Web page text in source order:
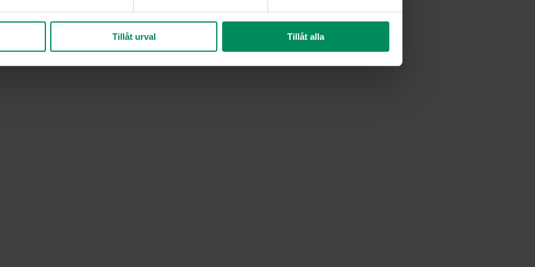
Tillåt urval Tillåt alla
för att bli uppringd.
info@fjallveterinaren.se